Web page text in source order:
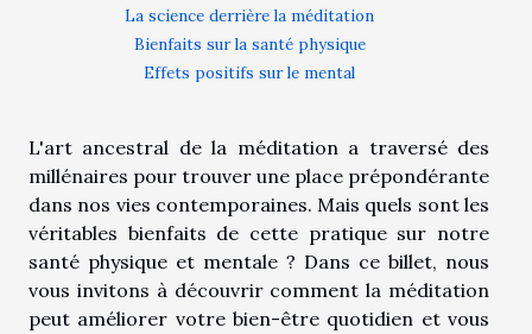
La science derrière la méditation
Bienfaits sur la santé physique
Effets positifs sur le mental
L'art ancestral de la méditation a traversé des
millénaires pour trouver une place prépondérante
dans nos vies contemporaines. Mais quels sont les
véritables bienfaits de cette pratique sur notre
santé physique et mentale ? Dans ce billet, nous
vous invitons à découvrir comment la méditation
peut améliorer votre bien-être quotidien et vous